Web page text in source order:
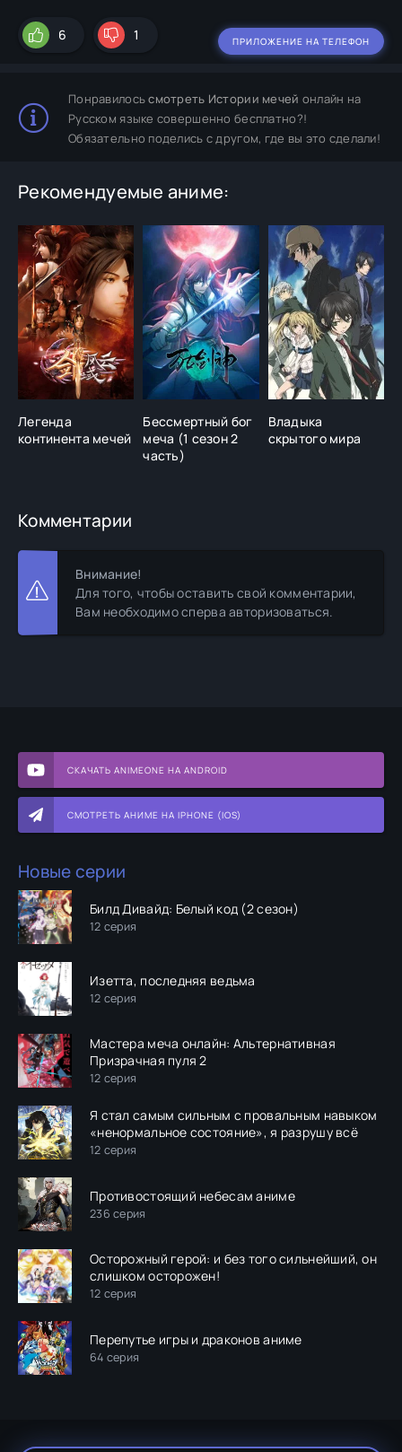
СКАЧАТЬ ANIMEONE НА ANDROID
СМОТРЕТЬ АНИМЕ НА IPHONE (IOS)
Новые серии
Билд Дивайд: Белый код (2 сезон)
12 серия
Изетта, последняя ведьма
12 серия
Мастера меча онлайн: Альтернативная
Призрачная пуля 2
12 серия
Я стал самым сильным с провальным навыком
«ненормальное состояние», я разрушу всё
12 серия
Противостоящий небесам аниме
236 серия
Осторожный герой: и без того сильнейший, он
слишком осторожен!
12 серия
Перепутье игры и драконов аниме
64 серия
6 1 ПРИЛОЖЕНИЕ НА ТЕЛЕФОН
Понравилосьсмотреть Истории мечей онлайн на
Русском языке совершенно бесплатно?!
Обязательно поделись с другом, где вы это сделали!
Рекомендуемые аниме:
Легенда
континента мечей
Бессмертный бог
меча (1 сезон 2
часть)
Владыка
скрытого мира
Комментарии
Внимание!
Для того, чтобы оставить свой комментарии,
Вам необходимо сперва авторизоваться.